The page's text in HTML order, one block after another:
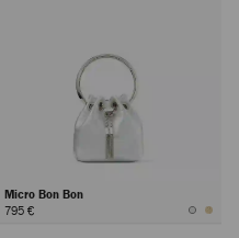
Micro Bon Bon
795 €